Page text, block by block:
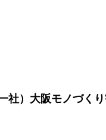
社）大阪モノづく